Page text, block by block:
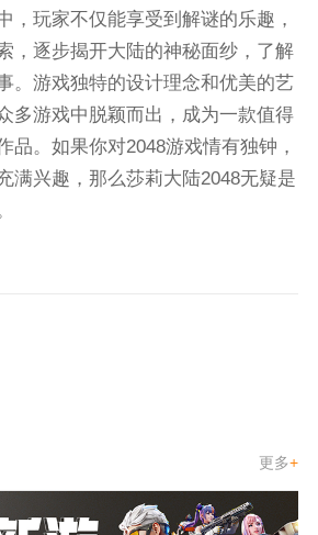
，玩家不仅能享受到解谜的乐趣，
，逐步揭开大陆的神秘面纱，了解
。游戏独特的设计理念和优美的艺
多游戏中脱颖而出，成为一款值得
品。如果你对2048游戏情有独钟，
满兴趣，那么莎莉大陆2048无疑是
更多+